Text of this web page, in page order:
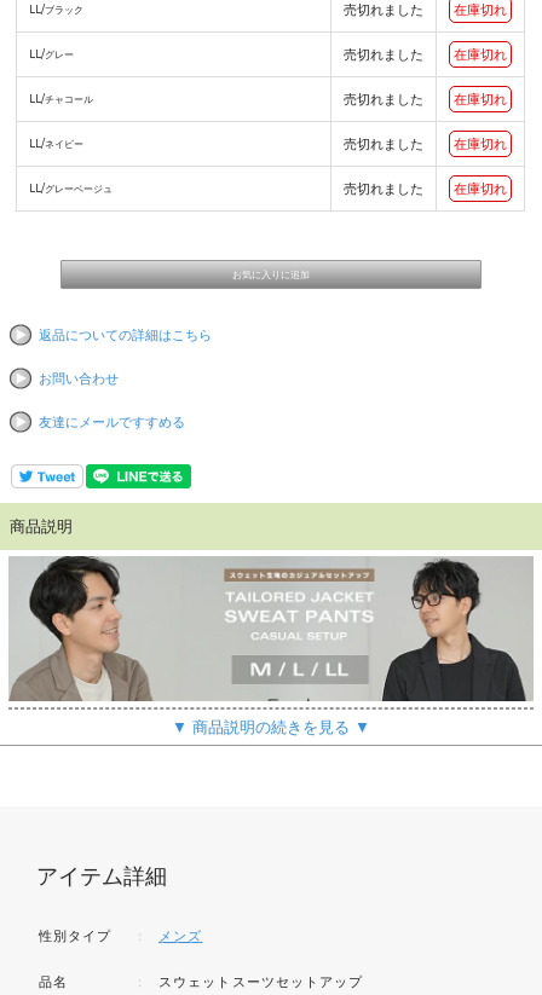
LL/ブラック 売切れました 在庫切れ
LL/グレー 売切れました 在庫切れ
LL/チャコール 売切れました 在庫切れ
LL/ネイビー 売切れました 在庫切れ
LL/グレーベージュ 売切れました 在庫切れ
返品についての詳細はこちら
お問い合わせ
友達にメールですすめる
商品説明
▼ 商品説明の続きを見る ▼
アイテム詳細
性別タイプ ： メンズ
品名 ： スウェットスーツセットアップ